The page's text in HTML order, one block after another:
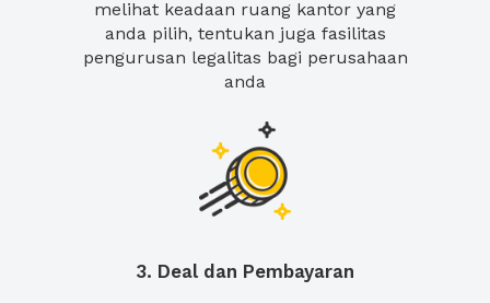
melihat keadaan ruang kantor yang
anda pilih, tentukan juga fasilitas
pengurusan legalitas bagi perusahaan
anda
3. Deal dan Pembayaran